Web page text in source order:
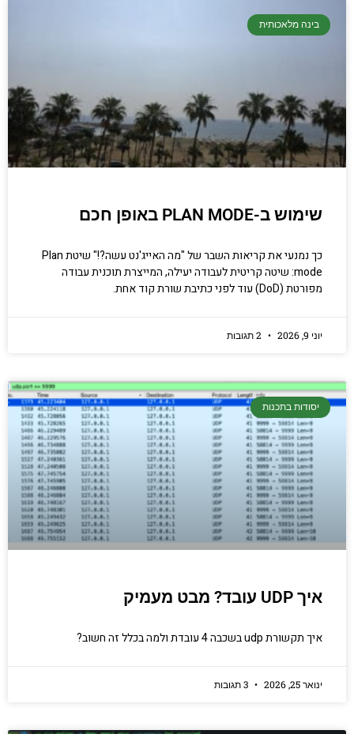
בינה מלאכותית
שימוש ב-PLAN MODE באופן חכם
כך נמנעי את קריאות השבר של "מה האייג'נט עשה?!" שיטת Plan
mode: שיטה קריטית לעבודה יעילה, המייצרת תוכנית עבודה
מפורטת (DoD) עוד לפני כתיבת שורת קוד אחת.
יוני 9, 2026
יסודות בתכנות
איך UDP עובד? מבט מעמיק
איך תקשורת udp בשכבה 4 עובדת ולמה בכלל זה חשוב?
ינואר 25, 2026